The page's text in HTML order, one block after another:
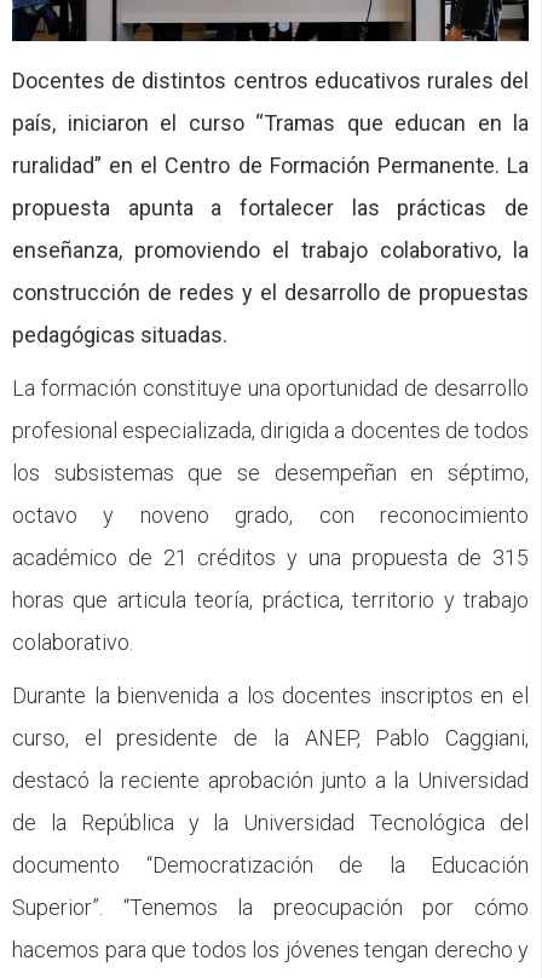
CFP
Noticias
Docentes de distintos centros educativos rurales del
país, iniciaron el curso “Tramas que educan en la
ruralidad” en el Centro de Formación Permanente. La
propuesta apunta a fortalecer las prácticas de
enseñanza, promoviendo el trabajo colaborativo, la
construcción de redes y el desarrollo de propuestas
pedagógicas situadas.
La formación constituye una oportunidad de desarrollo
profesional especializada, dirigida a docentes de todos
los subsistemas que se desempeñan en séptimo,
octavo y noveno grado, con reconocimiento
académico de 21 créditos y una propuesta de 315
horas que articula teoría, práctica, territorio y trabajo
colaborativo.
Durante la bienvenida a los docentes inscriptos en el
curso, el presidente de la ANEP, Pablo Caggiani,
destacó la reciente aprobación junto a la Universidad
de la República y la Universidad Tecnológica del
documento “Democratización de la Educación
Superior”. “Tenemos la preocupación por cómo
hacemos para que todos los jóvenes tengan derecho y